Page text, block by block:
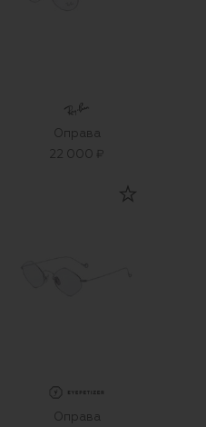
Оправа
22 000 ₽
Оправа